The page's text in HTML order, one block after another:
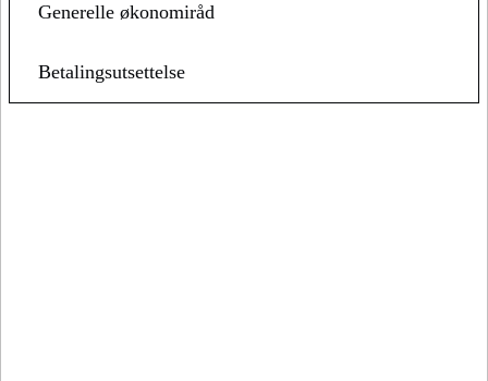
Generelle økonomiråd
Betalingsutsettelse